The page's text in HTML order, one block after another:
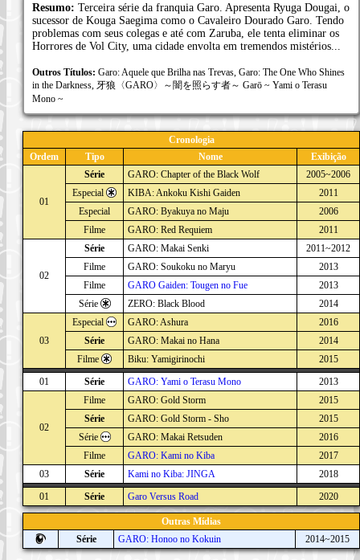
Resumo: Terceira série da franquia Garo. Apresenta Ryuga Dougai, o
sucessor de Kouga Saegima como o Cavaleiro Dourado Garo. Tendo
problemas com seus colegas e até com Zaruba, ele tenta eliminar os
Horrores de Vol City, uma cidade envolta em tremendos mistérios...
Outros Títulos: Garo: Aquele que Brilha nas Trevas, Garo: The One Who Shines
in the Darkness, 牙狼〈GARO〉～闇を照らす者～ Garō ~ Yami o Terasu
Mono ~
Cronologia
Ordem
Tipo Nome Exibição
01
Série GARO: Chapter of the Black Wolf
2005~2006
Especial
KIBA: Ankoku Kishi Gaiden
2011
Especial
GARO: Byakuya no Maju
2006
Filme
GARO: Red Requiem 2011
02
Série GARO: Makai Senki
2011~2012
Filme
GARO: Soukoku no Maryu
2013
Filme
GARO Gaiden: Tougen no Fue
2013
Série
ZERO: Black Blood 2014
03
Especial GARO: Ashura
2016
Série
GARO: Makai no Hana
2014
Filme
Biku: Yamigirinochi
2015
01
Série GARO: Yami o Terasu Mono 2013
02
Filme GARO: Gold Storm
2015
Série
GARO: Gold Storm - Sho
2015
Série
GARO: Makai Retsuden
2016
Filme
GARO: Kami no Kiba
2017
03
Série Kami no Kiba: JINGA
2018
01
Série Garo Versus Road 2020
Outras Mídias
Série
GARO: Honoo no Kokuin 2014~2015